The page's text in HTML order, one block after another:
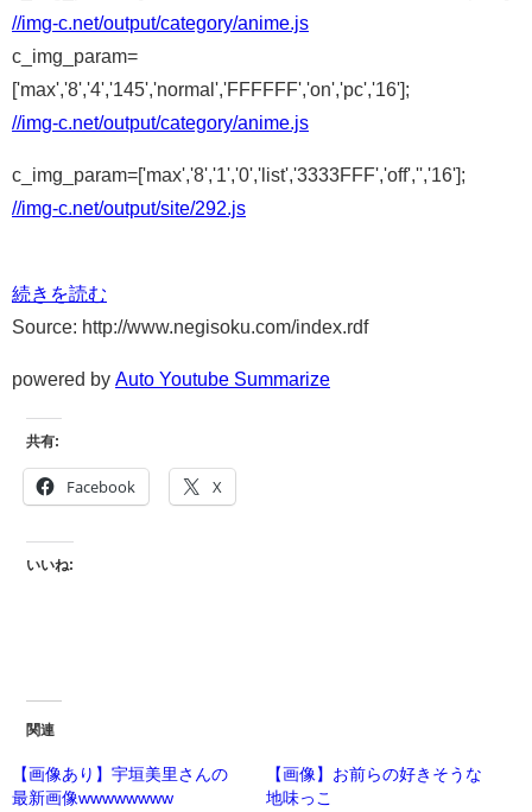
//img-c.net/output/category/anime.js
c_img_param=
['max','8','4','145','normal','FFFFFF','on','pc','16'];
//img-c.net/output/category/anime.js
c_img_param=['max','8','1','0','list','3333FFF','off','','16'];
//img-c.net/output/site/292.js
続きを読む
Source: http://www.negisoku.com/index.rdf
powered by Auto Youtube Summarize
共有:
Facebook X
いいね:
関連
【画像あり】宇垣美里さんの
最新画像wwwwwwww
【画像】お前らの好きそうな
地味っこ